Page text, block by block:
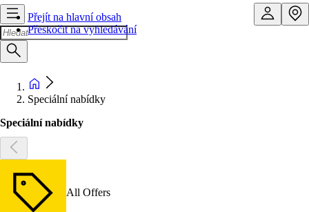
Přejít na hlavní obsah
Přeskočit na vyhledávání
Speciální nabídky
Speciální nabídky
All Offers